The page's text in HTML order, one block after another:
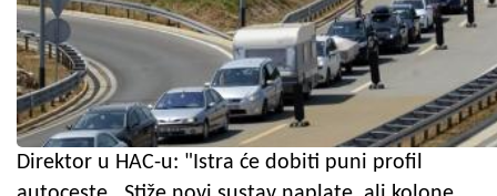
Direktor u HAC-u: "Istra će dobiti puni profil